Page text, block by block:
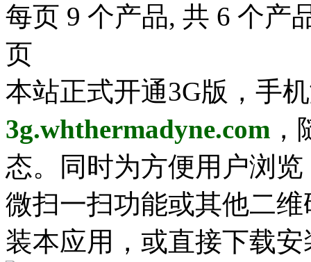
每页 9 个产品, 共 6 个产
页
本站正式开通3G版，手
3g.whthermadyne.com
态。同时为方便用户浏
微扫一扫功能或其他二
装本应用，或直接下载